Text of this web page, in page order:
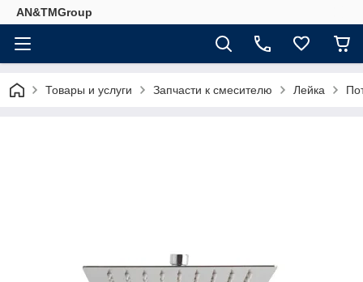
AN&TMGroup
Товары и услуги Запчасти к смесителю Лейка